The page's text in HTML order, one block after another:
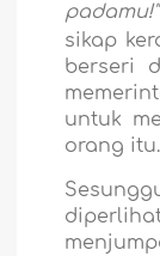
padamu!"
sikap
berseri
untuk
orang itu.